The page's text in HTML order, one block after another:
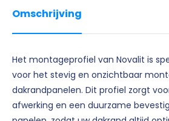
Omschrijving
Het montageprofiel van Novalit is
voor het stevig en onzichtbaar
dakrandpanelen. Dit profiel zorgt
afwerking en een duurzame